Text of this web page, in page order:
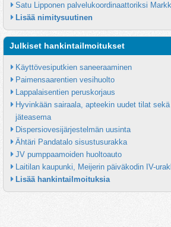
Satu Lipponen palvelukoordinaattoriksi
Lisää nimitysuutinen
Julkiset hankintailmoitukset
Käyttövesiputkien saneeraaminen
Paimensaarentien vesihuolto
Lappalaisentien peruskorjaus
Hyvinkään sairaala, apteekin uudet tilat
jäteasema
Dispersiovesijärjestelmän uusinta
Ähtäri Pandatalo sisustusurakka
JV pumppaamoiden huoltoauto
Laitilan kaupunki, Meijerin päiväkodin IV-
Lisää hankintailmoituksia